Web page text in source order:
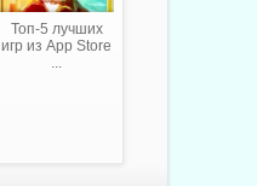
Топ-5 лучших
игр из App Store
...